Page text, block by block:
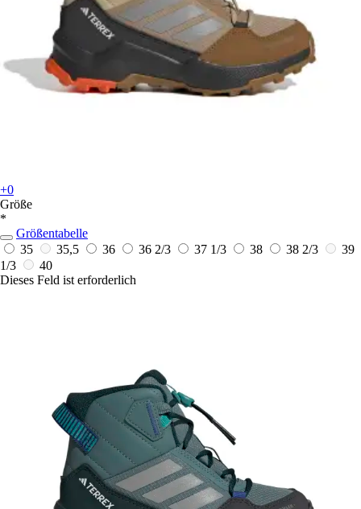
+0
Größe
*
Größentabelle
35
35,5 36 36 2/3 37 1/3 38 38 2/3
39
1/3
40
Dieses Feld ist erforderlich